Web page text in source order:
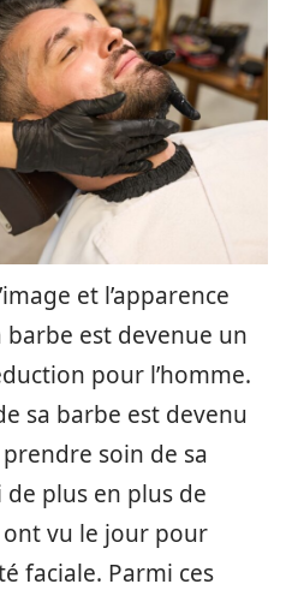
et l’apparence
est devenue un
pour l’homme.
sa barbe est devenu
soin de sa
de plus en plus de
vu le jour pour
faciale. Parmi ces